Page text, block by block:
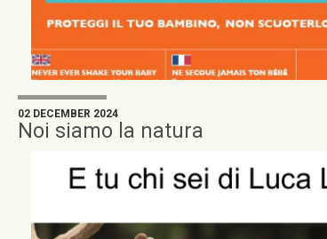
02 DECEMBER 2024
Noi siamo la natura